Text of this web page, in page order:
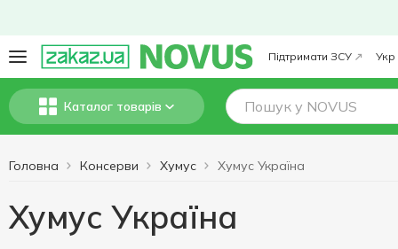
Підтримати ЗСУ Укр
Каталог товарів
Головна Консерви Хумус Хумус Україна
Хумус Україна